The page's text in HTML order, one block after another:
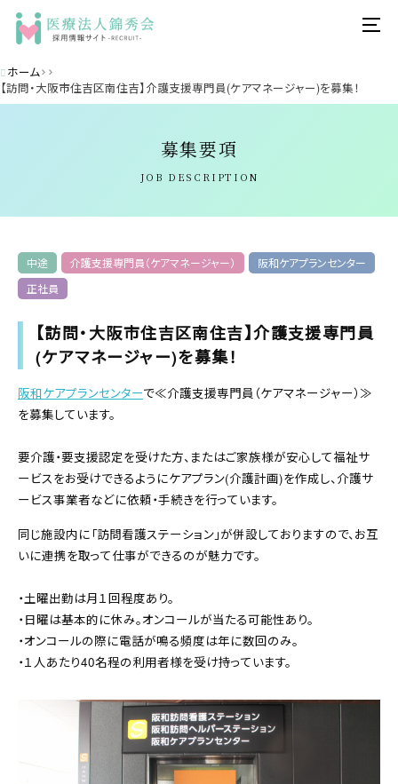
ホーム
【訪問・大阪市住吉区南住吉】介護支援専門員(ケアマネージャー)を募集！
募集要項
JOB DESCRIPTION
中途 介護支援専門員（ケアマネージャー）
阪和ケアプランセンター
正社員
【訪問・大阪市住吉区南住吉】介護支援専門員
(ケアマネージャー)を募集！
阪和ケアプランセンターで≪介護支援専門員（ケアマネージャー）≫
を募集しています。
要介護・要支援認定を受けた方、またはご家族様が安心して福祉サ
ービスをお受けできるようにケアプラン(介護計画)を作成し、介護サ
ービス事業者などに依頼・手続きを行っています。
同じ施設内に「訪問看護ステーション」が併設しておりますので、お互
いに連携を取って仕事ができるのが魅力です。
・土曜出勤は月１回程度あり。
・日曜は基本的に休み。オンコールが当たる可能性あり。
・オンコールの際に電話が鳴る頻度は年に数回のみ。
・１人あたり40名程の利用者様を受け持っています。